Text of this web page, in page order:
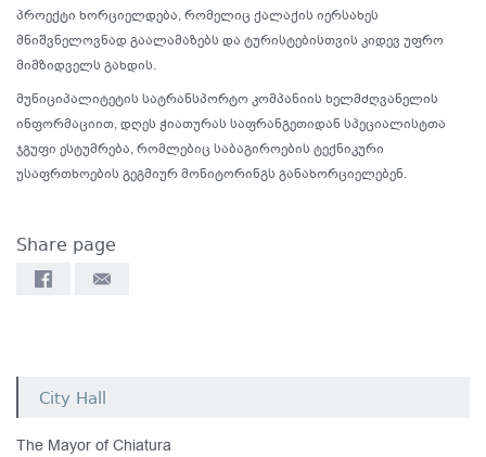
პროექტი ხორციელდება, რომელიც ქალაქის იერსახეს
მნიშვნელოვნად გაალამაზებს და ტურისტებისთვის კიდევ უფრო
მიმზიდველს გახდის.
მუნიციპალიტეტის სატრანსპორტო კომპანიის ხელმძღვანელის
ინფორმაციით, დღეს ჭიათურას საფრანგეთიდან სპეციალისტთა
ჯგუფი ესტუმრება, რომლებიც საბაგიროების ტექნიკური
უსაფრთხოების გეგმიურ მონიტორინგს განახორციელებენ.
Share page
City Hall
The Mayor of Chiatura